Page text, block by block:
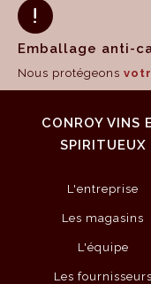
Emballage anti-
Nous protégeons
CONROY VINS
SPIRITUEUX
L'entreprise
Les magasins
L'équipe
Les fournisseurs